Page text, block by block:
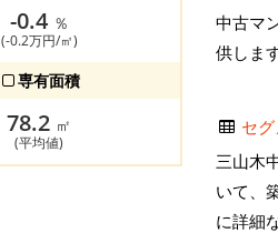
-0.4 ％
(-0.2万円/㎡)
専有面積
78.2 ㎡
(平均値)
中古マ
供しま
セ
三山木
いて、
に詳細